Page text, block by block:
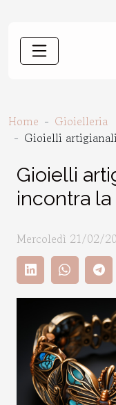
Home
Gioielleria
Gioielli
Gioielli
incontra
Mercoledì 21/02/